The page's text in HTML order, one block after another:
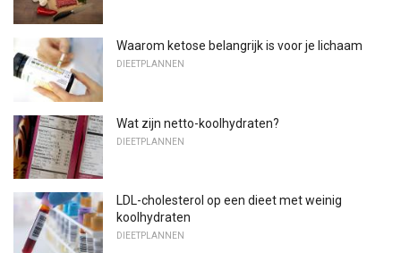
Waarom ketose belangrijk is voor je lichaam
DIEETPLANNEN
Wat zijn netto-koolhydraten?
DIEETPLANNEN
LDL-cholesterol op een dieet met weinig
koolhydraten
DIEETPLANNEN